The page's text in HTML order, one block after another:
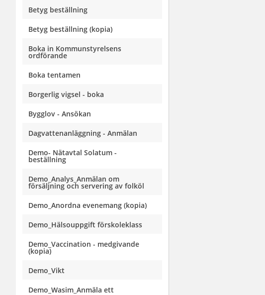
Betyg beställning
Betyg beställning (kopia)
Boka in Kommunstyrelsens
ordförande
Boka tentamen
Borgerlig vigsel - boka
Bygglov - Ansökan
Dagvattenanläggning - Anmälan
Demo- Nätavtal Solatum -
beställning
Demo_Analys_Anmälan om
försäljning och servering av folköl
Demo_Anordna evenemang (kopia)
Demo_Hälsouppgift förskoleklass
Demo_Vaccination - medgivande
(kopia)
Demo_Vikt
Demo_Wasim_Anmäla ett